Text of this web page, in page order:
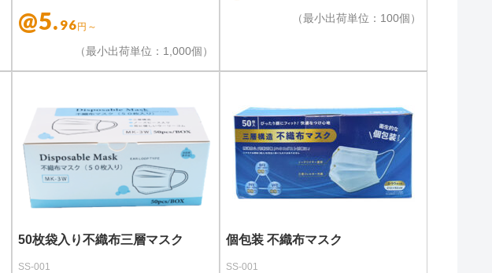
@5. 96円～
（最小出荷単位：1,000個）
（最小出荷単位：100個）
50枚袋入り不織布三層マスク
SS-001
個包装 不織布マスク
SS-001